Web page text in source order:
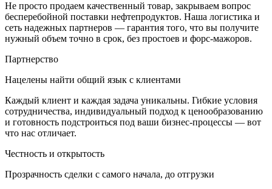
Не просто продаем качественный товар, закрываем вопрос
бесперебойной поставки нефтепродуктов. Наша логистика и
сеть надежных партнеров — гарантия того, что вы получите
нужный объем точно в срок, без простоев и форс-мажоров.
Партнерство
Нацелены найти общий язык с клиентами
Каждый клиент и каждая задача уникальны. Гибкие условия
сотрудничества, индивидуальный подход к ценообразованию
и готовность подстроиться под ваши бизнес-процессы — вот
что нас отличает.
Честность и открытость
Прозрачность сделки с самого начала, до отгрузки